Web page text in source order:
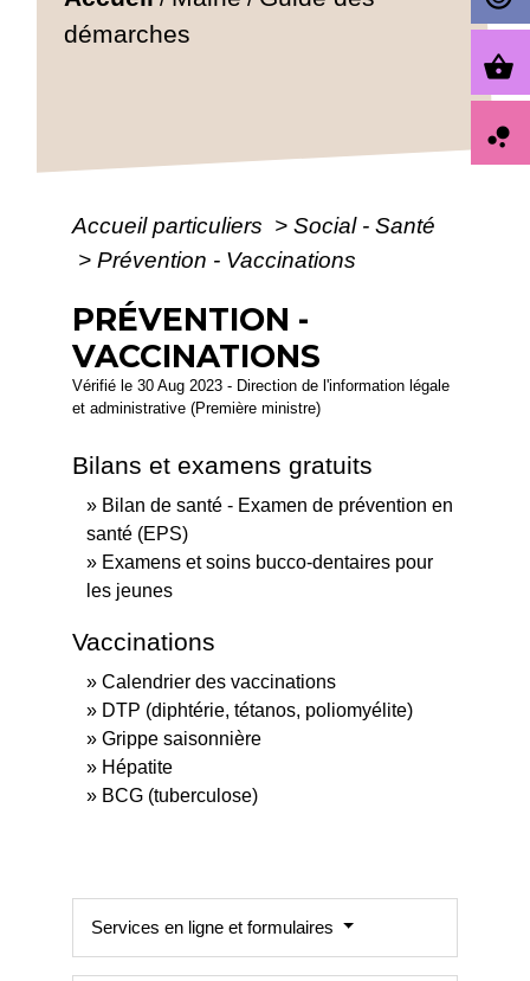
démarches
Accueil particuliers > Social - Santé
> Prévention - Vaccinations
PRÉVENTION -
VACCINATIONS
Vérifié le 30 Aug 2023 - Direction de l'information légale
et administrative (Première ministre)
Bilans et examens gratuits
Bilan de santé - Examen de prévention en
santé (EPS)
Examens et soins bucco-dentaires pour
les jeunes
Vaccinations
Calendrier des vaccinations
DTP (diphtérie, tétanos, poliomyélite)
Grippe saisonnière
Hépatite
BCG (tuberculose)
Services en ligne et formulaires
shopping_basket
bubble_chart